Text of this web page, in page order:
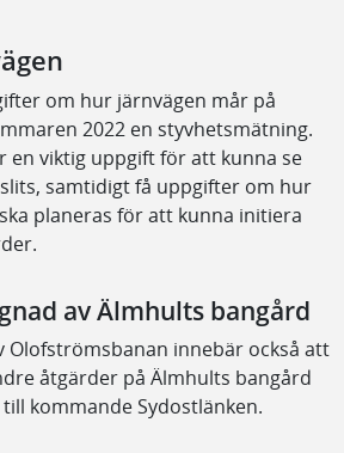
om hur järnvägen mår på
2022 en styvhetsmätning.
en viktig uppgift för att kunna se
samtidigt få uppgifter om hur
planeras för att kunna initiera
av Älmhults bangård
Olofströmsbanan innebär också att
åtgärder på Älmhults bangård
kommande Sydostlänken.